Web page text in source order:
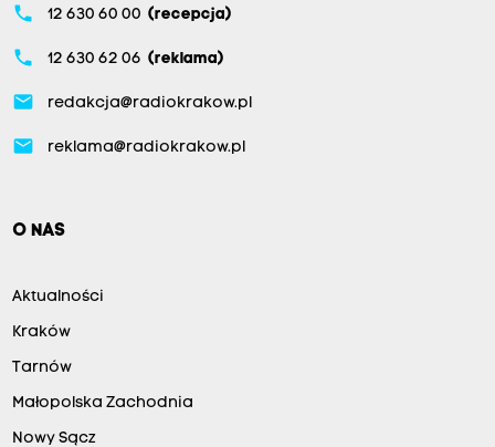
phone 12 630 60 00 (recepcja)
phone 12 630 62 06 (reklama)
email redakcja@radiokrakow.pl
email reklama@radiokrakow.pl
O NAS
Aktualności
Kraków
Tarnów
Małopolska Zachodnia
Nowy Sącz